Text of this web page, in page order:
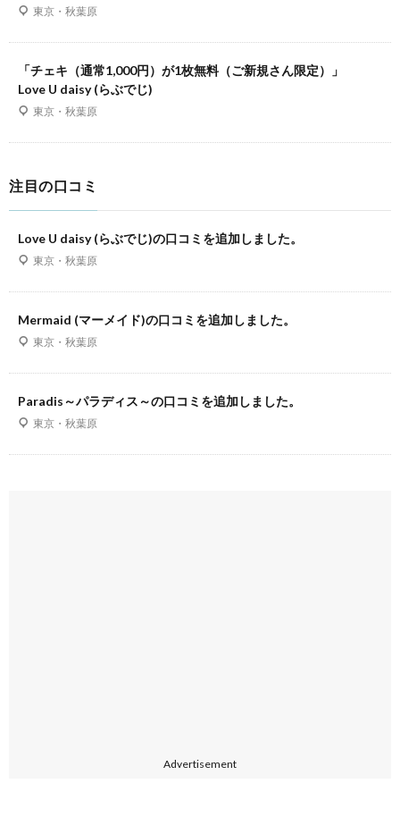
東京・秋葉原
「チェキ（通常1,000円）が1枚無料（ご新規さん限定）」
Love U daisy (らぶでじ)
東京・秋葉原
注目の口コミ
Love U daisy (らぶでじ)の口コミを追加しました。
東京・秋葉原
Mermaid (マーメイド)の口コミを追加しました。
東京・秋葉原
Paradis～パラディス～の口コミを追加しました。
東京・秋葉原
Advertisement